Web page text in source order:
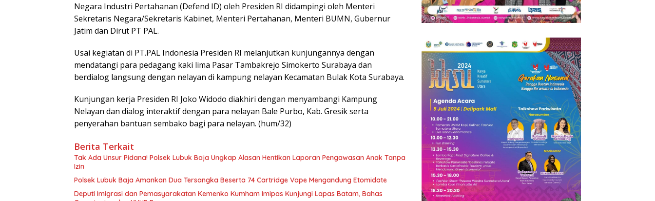
Negara Industri Pertahanan (Defend ID) oleh Presiden RI didampingi oleh Menteri
Sekretaris Negara/Sekretaris Kabinet, Menteri Pertahanan, Menteri BUMN, Gubernur
Jatim dan Dirut PT PAL.
Usai kegiatan di PT.PAL Indonesia Presiden RI melanjutkan kunjungannya dengan
mendatangi para pedagang kaki lima Pasar Tambakrejo Simokerto Surabaya dan
berdialog langsung dengan nelayan di kampung nelayan Kecamatan Bulak Kota Surabaya.
Kunjungan kerja Presiden RI Joko Widodo diakhiri dengan menyambangi Kampung
Nelayan dan dialog interaktif dengan para nelayan Bale Purbo, Kab. Gresik serta
penyerahan bantuan sembako bagi para nelayan. (hum/32)
Berita Terkait
Tak Ada Unsur Pidana! Polsek Lubuk Baja Ungkap Alasan Hentikan Laporan Pengawasan Anak Tanpa
Izin
Polsek Lubuk Baja Amankan Dua Tersangka Beserta 74 Cartridge Vape Mengandung Etomidate
Deputi Imigrasi dan Pemasyarakatan Kemenko Kumham Imipas Kunjungi Lapas Batam, Bahas